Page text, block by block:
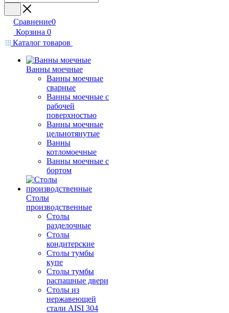
Сравнение0
Корзина 0
Каталог товаров
Ванны моечные
Ванны моечные
сварные
Ванны моечные с
рабочей
поверхностью
Ванны моечные
цельнотянутые
Ванны
котломоечные
Ванны моечные с
бортом
Столы
производственные
Столы
разделочные
Столы
кондитерские
Столы тумбы
купе
Столы тумбы
распашные двери
Столы из
нержавеющей
стали AISI 304